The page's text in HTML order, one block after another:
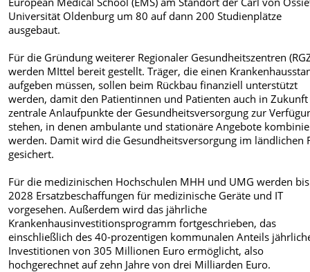
Universität Oldenburg um 80 auf dann 200 Studienplätze
ausgebaut.
Für die Gründung weiterer Regionaler Gesundheitszentren
werden MIttel bereit gestellt. Träger, die einen
aufgeben müssen, sollen beim Rückbau finanziell unterstützt
werden, damit den Patientinnen und Patienten auch in Zukunft
zentrale Anlaufpunkte der Gesundheitsversorgung zur
stehen, in denen ambulante und stationäre Angebote
werden. Damit wird die Gesundheitsversorgung im ländlichen
gesichert.
Für die medizinischen Hochschulen MHH und UMG werden bis
2028 Ersatzbeschaffungen für medizinische Geräte und IT
vorgesehen. Außerdem wird das jährliche
Krankenhausinvestitionsprogramm fortgeschrieben, das
einschließlich des 40-prozentigen kommunalen Anteils
Investitionen von 305 Millionen Euro ermöglicht, also
hochgerechnet auf zehn Jahre von drei Milliarden Euro.